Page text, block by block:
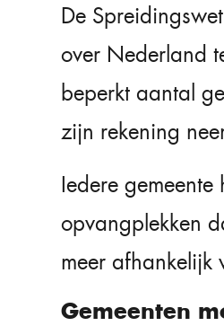
De
over Nederland
beperkt aantal
zijn rekening
Iedere
opvangplekken
meer afhankelijk
Gemeenten